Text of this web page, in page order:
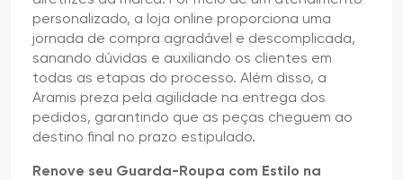
personalizado, a loja online proporciona uma
jornada de compra agradável e descomplicada,
sanando dúvidas e auxiliando os clientes em
todas as etapas do processo. Além disso, a
Aramis preza pela agilidade na entrega dos
pedidos, garantindo que as peças cheguem ao
destino final no prazo estipulado.
Renove seu Guarda-Roupa com Estilo na